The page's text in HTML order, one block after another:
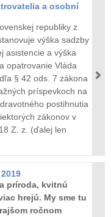
a osobní
republiky z
výška sadzby
asistencie a výška
opatrovanie Vláda
§ 42 ods. 7 zákona
príspevkoch na
postihnutia
zákonov v
Z. z. (ďalej len
príroda, kvitnú
hrejú. My sme tu
ročnom